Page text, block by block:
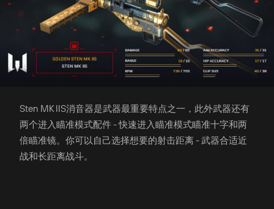
Sten MK IIS消音器是武器最重要特点之一，此外武器还有
两个进入瞄准模式配件 - 快速进入瞄准模式瞄准十字和两
倍瞄准镜。你可以自己选择想要的射击距离 - 武器合适近
战和长距离战斗。